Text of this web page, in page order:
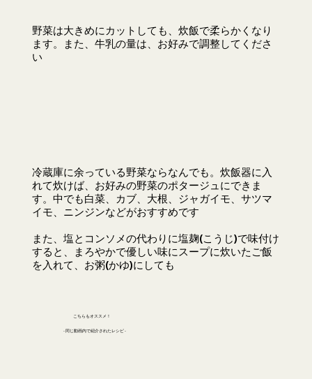
野菜は大きめにカットしても、炊飯で柔らかくなり
ます。また、牛乳の量は、お好みで調整してくださ
い
冷蔵庫に余っている野菜ならなんでも。炊飯器に入
れて炊けば、お好みの野菜のポタージュにできま
す。中でも白菜、カブ、大根、ジャガイモ、サツマ
イモ、ニンジンなどがおすすめです
また、塩とコンソメの代わりに塩麹(こうじ)で味付け
すると、まろやかで優しい味にスープに炊いたご飯
を入れて、お粥(かゆ)にしても
こちらもオススメ！
- 同じ動画内で紹介されたレシピ -